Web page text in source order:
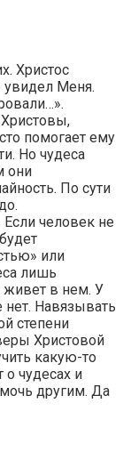
Христос
увидел Меня.
помогает ему
Но чудеса
они
По сути
человек не
или
лишь
живет в нем. У
нет. Навязывать
степени
Христовой
какую-то
о чудесах и
другим. Да